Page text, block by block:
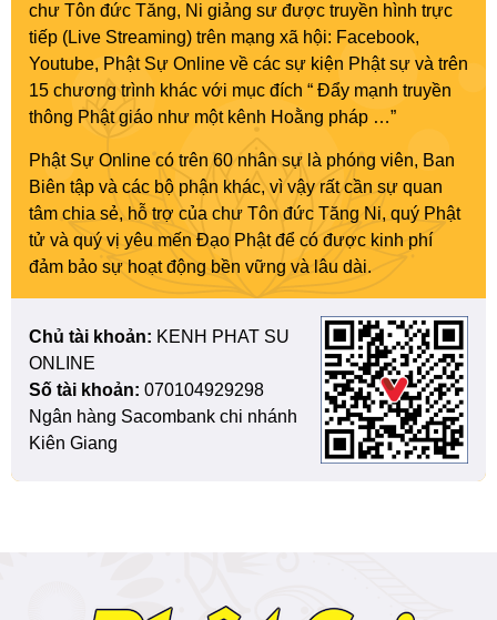
chư Tôn đức Tăng, Ni giảng sư được truyền hình trực
tiếp (Live Streaming) trên mạng xã hội: Facebook,
Youtube, Phật Sự Online về các sự kiện Phật sự và trên
15 chương trình khác với mục đích “ Đẩy mạnh truyền
thông Phật giáo như một kênh Hoằng pháp …”
Phật Sự Online có trên 60 nhân sự là phóng viên, Ban
Biên tập và các bộ phận khác, vì vậy rất cần sự quan
tâm chia sẻ, hỗ trợ của chư Tôn đức Tăng Ni, quý Phật
tử và quý vị yêu mến Đạo Phật để có được kinh phí
đảm bảo sự hoạt động bền vững và lâu dài.
Chủ tài khoản: KENH PHAT SU
ONLINE
Số tài khoản: 070104929298
Ngân hàng Sacombank chi nhánh
Kiên Giang